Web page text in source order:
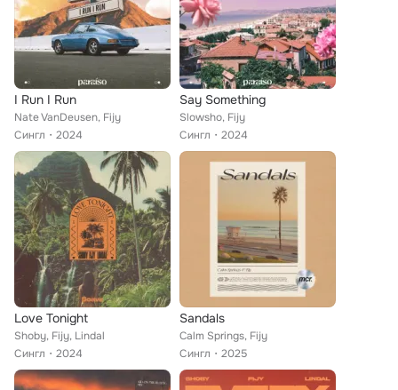
I Run I Run
Nate VanDeusen, Fijy
Сингл
2024
Say Something
Slowsho, Fijy
Сингл
2024
Love Tonight
Shoby, Fijy, Lindal
Сингл
2024
Sandals
Calm Springs, Fijy
Сингл
2025